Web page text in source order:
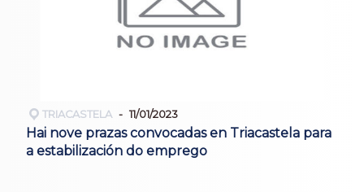
TRIACASTELA 11/01/2023
Hai nove prazas convocadas en Triacastela para
a estabilización do emprego